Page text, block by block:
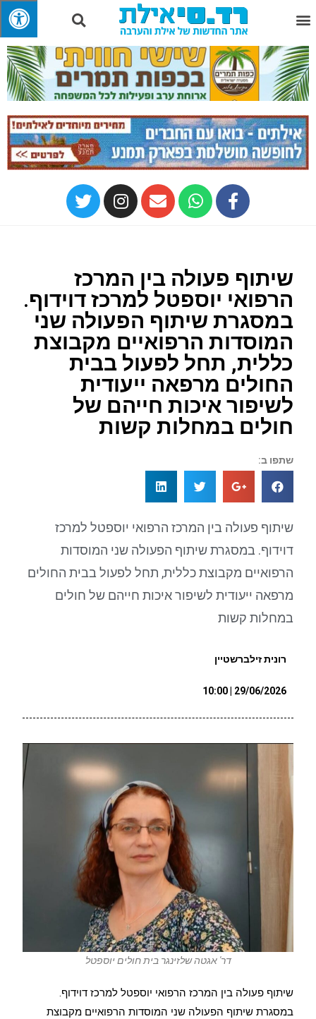
שיתוף פעולה בין המרכז
הרפואי יוספטל למרכז דוידוף.
במסגרת שיתוף הפעולה שני
המוסדות הרפואיים מקבוצת
כללית, תחל לפעול בבית
החולים מרפאה ייעודית
לשיפור איכות חייהם של
חולים במחלות קשות
שתפו ב:
שיתוף פעולה בין המרכז הרפואי יוספטל למרכז
דוידוף. במסגרת שיתוף הפעולה שני המוסדות
הרפואיים מקבוצת כללית, תחל לפעול בבית החולים
מרפאה ייעודית לשיפור איכות חייהם של חולים
במחלות קשות
רונית זילברשטיין
29/06/2026 | 10:00
דר' אגטה שלזינגר בית חולים יוספטל
שיתוף פעולה בין המרכז הרפואי יוספטל למרכז דוידוף.
במסגרת שיתוף הפעולה שני המוסדות הרפואיים מקבוצת